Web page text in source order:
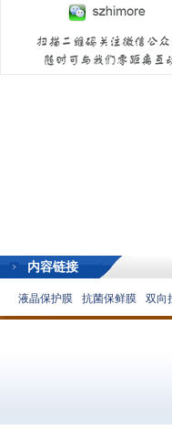
内容链接
液晶保护膜 抗菌保鲜膜 双向